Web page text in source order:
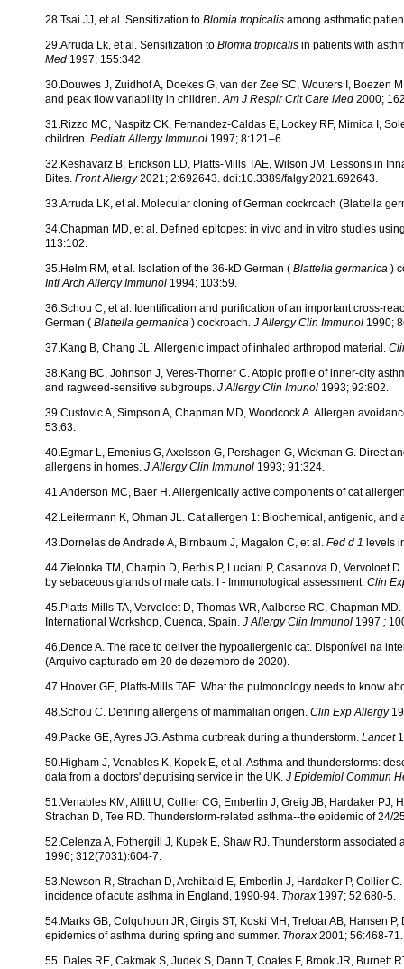
28.Tsai JJ, et al. Sensitization to Blomia tropicalis among asthmatic
29.Arruda Lk, et al. Sensitization to Blomia tropicalis in patients with
Med 1997; 155:342.
30.Douwes J, Zuidhof A, Doekes G, van der Zee SC, Wouters I, Boezen
and peak flow variability in children. Am J Respir Crit Care Med 2000;
31.Rizzo MC, Naspitz CK, Fernandez-Caldas E, Lockey RF, Mimica I,
children. Pediatr Allergy Immunol 1997; 8:121–6.
32.Keshavarz B, Erickson LD, Platts-Mills TAE, Wilson JM. Lessons in
Bites. Front Allergy2021; 2:692643. doi:10.3389/falgy.2021.692643.
33.Arruda LK, et al. Molecular cloning of German cockroach (Blattella
34.Chapman MD, et al. Defined epitopes: in vivo and in vitro studies
113:102.
35.Helm RM, et al. Isolation of the 36-kD German ( Blattella germanica )
Intl Arch Allergy Immunol 1994; 103:59.
36.Schou C, et al. Identification and purification of an important cross-
German ( Blattella germanica ) cockroach. J Allergy Clin Immunol 1990;
37.Kang B, Chang JL. Allergenic impact of inhaled arthropod material.
38.Kang BC, Johnson J, Veres-Thorner C. Atopic profile of inner-city
and ragweed-sensitive subgroups. J Allergy Clin Imunol 1993; 92:802.
39.Custovic A, Simpson A, Chapman MD, Woodcock A. Allergen
53:63.
40.Egmar L, Emenius G, Axelsson G, Pershagen G, Wickman G. Direct
allergens in homes. J Allergy Clin Immunol 1993; 91:324.
41.Anderson MC, Baer H. Allergenically active components of cat
42.Leitermann K, Ohman JL. Cat allergen 1: Biochemical, antigenic,
43.Dornelas de Andrade A, Birnbaum J, Magalon C, et al. Fed d 1 levels
44.Zielonka TM, Charpin D, Berbis P, Luciani P, Casanova D, Vervoloet
by sebaceous glands of male cats: I - Immunological assessment. Clin
45.Platts-Mills TA, Vervoloet D, Thomas WR, Aalberse RC, Chapman
International Workshop, Cuenca, Spain. J Allergy Clin Immunol 1997 ;
46.Dence A. The race to deliver the hypoallergenic cat. Disponível na
(Arquivo capturado em 20 de dezembro de 2020).
47.Hoover GE, Platts-Mills TAE. What the pulmonology needs to know
48.Schou C. Defining allergens of mammalian origen. Clin Exp Allergy
49.Packe GE, Ayres JG. Asthma outbreak during a thunderstorm. Lancet
50.Higham J, Venables K, Kopek E, et al. Asthma and thunderstorms:
data from a doctors' deputising service in the UK. J Epidemiol Commun
51.Venables KM, Allitt U, Collier CG, Emberlin J, Greig JB, Hardaker PJ,
Strachan D, Tee RD. Thunderstorm-related asthma--the epidemic of 24/
52.Celenza A, Fothergill J, Kupek E, Shaw RJ. Thunderstorm
1996; 312(7031):604-7.
53.Newson R, Strachan D, Archibald E, Emberlin J, Hardaker P, Collier
incidence of acute asthma in England, 1990-94. Thorax 1997; 52:680-5.
54.Marks GB, Colquhoun JR, Girgis ST, Koski MH, Treloar AB, Hansen
epidemics of asthma during spring and summer. Thorax 2001; 56:468-71.
55. Dales RE, Cakmak S, Judek S, Dann T, Coates F, Brook JR, Burnett